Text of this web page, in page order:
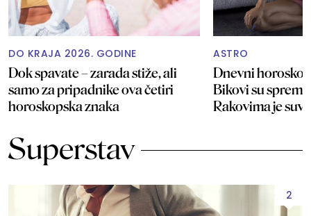
DO KRAJA 2026. GODINE
Dok spavate – zarada stiže, ali
samo za pripadnike ova četiri
horoskopska znaka
ASTRO
Dnevni horoskop
Bikovi su
Rakovima je
Superstav
2